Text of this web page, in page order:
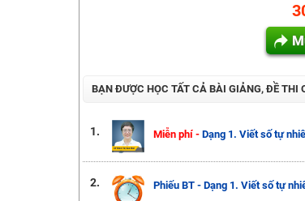
BẠN ĐƯỢC HỌC TẤT CẢ BÀI GIẢNG, ĐỀ THI
1. Miễn phí - Dạng 1. Viết số tự
2. Phiếu BT - Dạng 1. Viết số tự